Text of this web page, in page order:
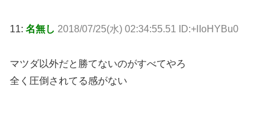
11: 名無し 2018/07/25(水) 02:34:55.51 ID:+lIoHYBu0
マツダ以外だと勝てないのがすべてやろ
全く圧倒されてる感がない